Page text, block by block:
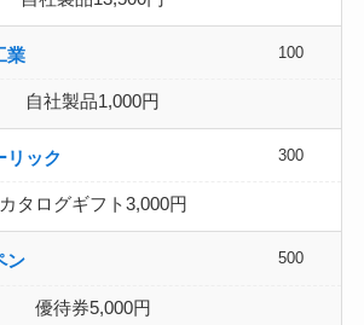
業 100
自社製品1,000円
リック 300
カタログギフト3,000円
ン 500
優待券5,000円